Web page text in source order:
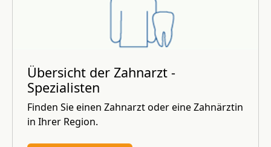
Übersicht der Zahnarzt -
Spezialisten
Finden Sie einen Zahnarzt oder eine Zahnärztin
in Ihrer Region.